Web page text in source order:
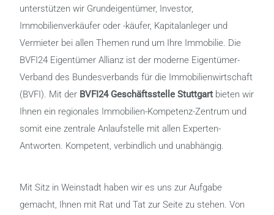
unterstützen wir Grundeigentümer, Investor,
Immobilienverkäufer oder -käufer, Kapitalanleger und
Vermieter bei allen Themen rund um Ihre Immobilie. Die
BVFI24 Eigentümer Allianz ist der moderne Eigentümer-
Verband des Bundesverbands für die Immobilienwirtschaft
(BVFI). Mit der BVFI24 Geschäftsstelle Stuttgartbieten wir
Ihnen ein regionales Immobilien-Kompetenz-Zentrum und
somit eine zentrale Anlaufstelle mit allen Experten-
Antworten. Kompetent, verbindlich und unabhängig.
Mit Sitz in Weinstadt haben wir es uns zur Aufgabe
gemacht, Ihnen mit Rat und Tat zur Seite zu stehen. Von